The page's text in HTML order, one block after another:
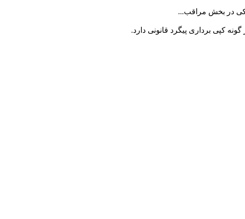
در بخش مراقب...
کپی برداری پیگرد قانونی دارد.